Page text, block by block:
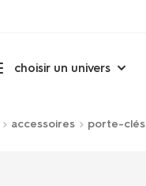
choisir un univers
accessoires porte-clés